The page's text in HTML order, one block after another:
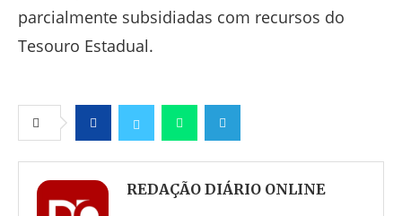
parcialmente subsidiadas com recursos do
Tesouro Estadual.
FacebookTwitter WhatsappTelegram
REDAÇÃO DIÁRIO ONLINE